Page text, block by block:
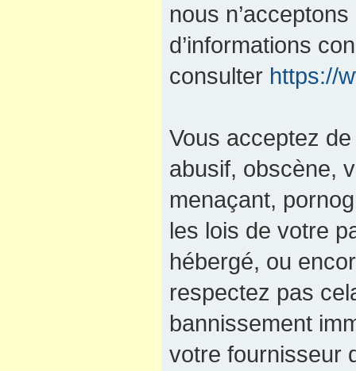
nous
d’informations
consulter https://
Vous acceptez
abusif, obscène,
menaçant,
les lois de votre
hébergé, ou
respectez pas
bannissement
votre fournisseur